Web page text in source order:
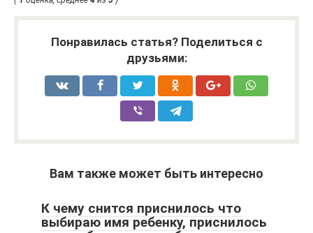
Понравилась статья? Поделиться с
друзьями:
Вам также может быть интересно
К чему снится приснилось что
выбираю имя ребенку, приснилось